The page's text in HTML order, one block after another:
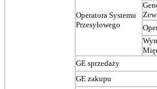
Operatora Systemu
Przesyłowego
GE sprzedaży
GE zakupu